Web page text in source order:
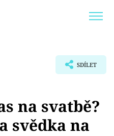
SDÍLET
na svatbě?
svědka na